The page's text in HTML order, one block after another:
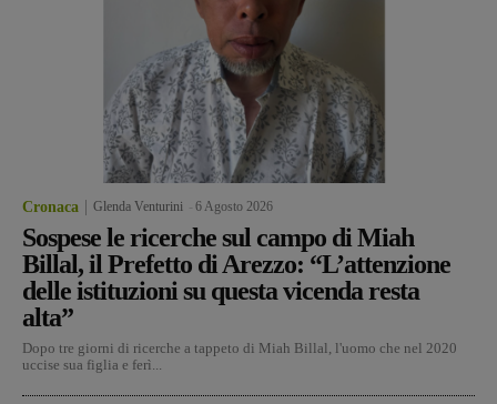
Cronaca Glenda Venturini 6 Agosto 2026
Sospese le ricerche sul campo di Miah
Billal, il Prefetto di Arezzo: “L’attenzione
delle istituzioni su questa vicenda resta
alta”
Dopo tre giorni di ricerche a tappeto di Miah Billal, l'uomo che nel 2020
uccise sua figlia e ferì...